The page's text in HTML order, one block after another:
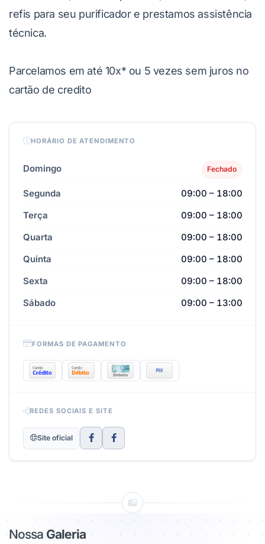
refis para seu purificador e prestamos assistência
técnica.
Parcelamos em até 10x* ou 5 vezes sem juros no
cartão de credito
HORÁRIO DE ATENDIMENTO
Domingo Fechado
Segunda
09:00 – 18:00
Terça
09:00 – 18:00
Quarta
09:00 – 18:00
Quinta
09:00 – 18:00
Sexta
09:00 – 18:00
Sábado
09:00 – 13:00
FORMAS DE PAGAMENTO
REDES SOCIAIS E SITE
Site oficial
Nossa Galeria